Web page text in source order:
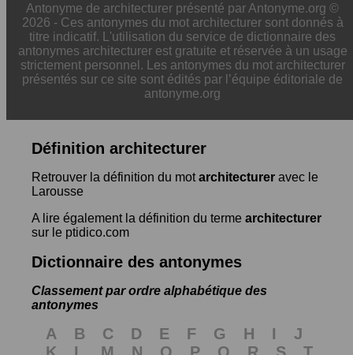
Antonyme de architecturer présenté par Antonyme.org ©
2026 - Ces antonymes du mot architecturer sont donnés à
titre indicatif. L'utilisation du service de dictionnaire des
antonymes architecturer est gratuite et réservée à un usage
strictement personnel. Les antonymes du mot architecturer
présentés sur ce site sont édités par l’équipe éditoriale de
antonyme.org
Définition architecturer
Retrouver la définition du motarchitecturer avec le
Larousse
A lire également la définition du terme architecturer
sur le ptidico.com
Dictionnaire des antonymes
Classement par ordre alphabétique des
antonymes
A B C D E F G H I
J